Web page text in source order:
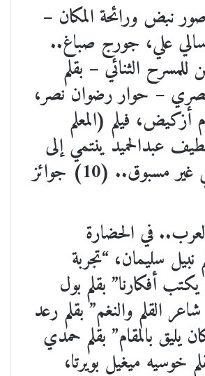
نبض ورائحة المكان –
سالي علي، جورج صباغ..
الثنائي – بقلم
– حوار رضوان نصر،
فيلم (المعلم
عبدالحميد ينتمي إلى
تيار سينما المؤلف – بقلم د. لمى طيارة، إنجاز سينمائي تاريخي غير مسبوق.. (10) جوائز
في الحضارة
نبيل سليمان، “تجربة
أفكارنا” بقلم بول
القلم والنغم” بقلم رعد
يليق بالمقام” بقلم حمدي
خوسيه ميغيل بويرتا،